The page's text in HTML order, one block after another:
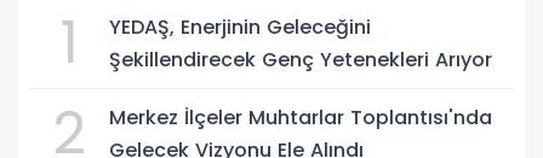
1
YEDAŞ, Enerjinin Geleceğini
Şekillendirecek Genç Yetenekleri Arıyor
2
Merkez İlçeler Muhtarlar Toplantısı'nda
Gelecek Vizyonu Ele Alındı